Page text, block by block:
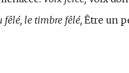
fêlé, le timbre fêlé, Être un